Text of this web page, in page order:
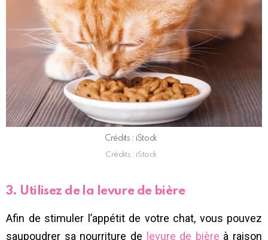
Crédits : iStock
Crédits : iStock
3. Utilisez de la levure de bière
Afin de stimuler l’appétit de votre chat, vous pouvez
saupoudrer sa nourriture de
levure de bière à raison